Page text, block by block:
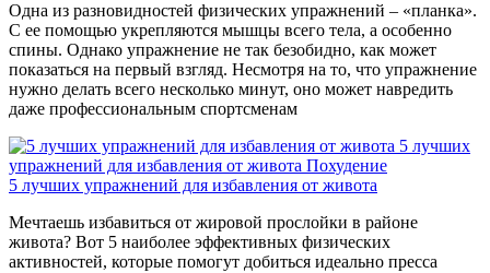
Одна из разновидностей физических упражнений – «планка».
С ее помощью укрепляются мышцы всего тела, а особенно
спины. Однако упражнение не так безобидно, как может
показаться на первый взгляд. Несмотря на то, что упражнение
нужно делать всего несколько минут, оно может навредить
даже профессиональным спортсменам
5 лучших
упражнений для избавления от живота Похудение
5 лучших упражнений для избавления от живота
Мечтаешь избавиться от жировой прослойки в районе
живота? Вот 5 наиболее эффективных физических
активностей, которые помогут добиться идеально пресса